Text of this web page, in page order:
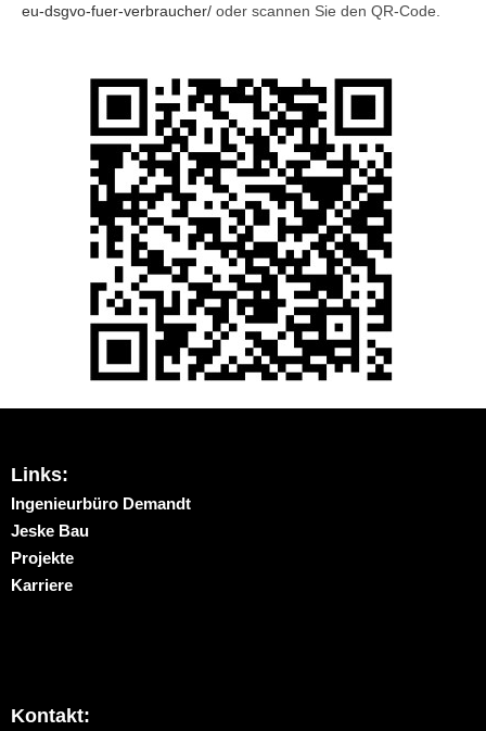
eu-dsgvo-fuer-verbraucher/ oder scannen Sie den QR-Code.
Links:
Ingenieurbüro Demandt
Jeske Bau
Projekte
Karriere
Kontakt: